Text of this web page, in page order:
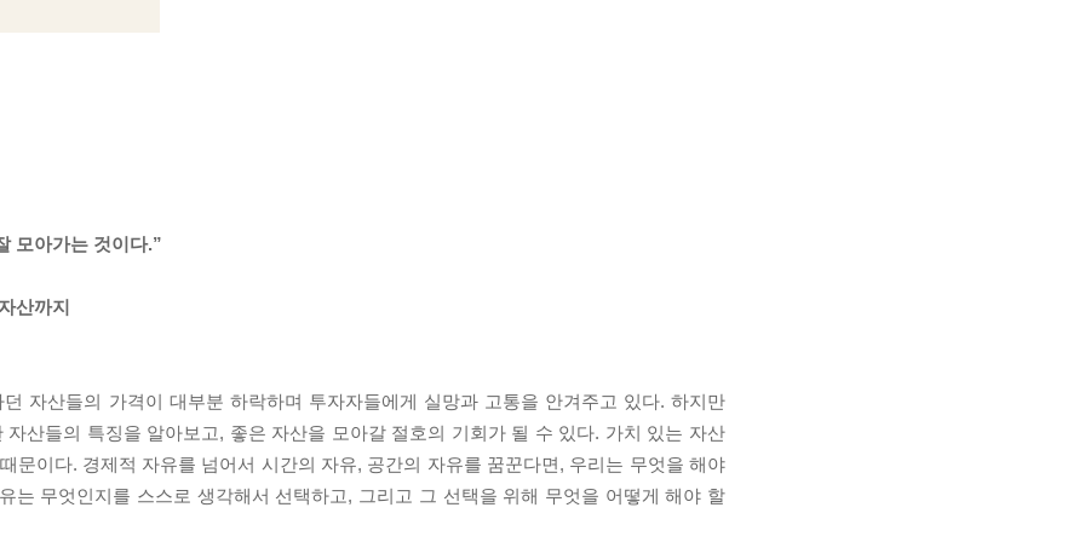
모아가는 것이다.”
산까지
자산들의 가격이 대부분 하락하며 투자자들에게 실망과 고통을 안겨주고 있다. 하지만
산들의 특징을 알아보고, 좋은 자산을 모아갈 절호의 기회가 될 수 있다. 가치 있는 자산
문이다. 경제적 자유를 넘어서 시간의 자유, 공간의 자유를 꿈꾼다면, 우리는 무엇을 해야
는 무엇인지를 스스로 생각해서 선택하고, 그리고 그 선택을 위해 무엇을 어떻게 해야 할